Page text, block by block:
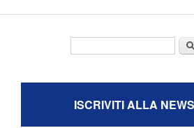
ISCRIVITI ALLA